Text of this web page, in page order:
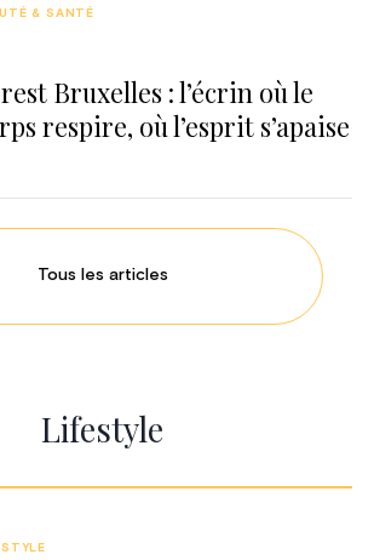
Bruxelles : l’écrin où le
respire, où l’esprit s’apaise
& SANTÉ
Tous les articles
Lifestyle